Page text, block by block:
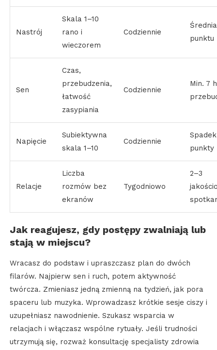
Nastrój
Skala 1–10
rano i
wieczorem
Codziennie
punktu
Sen
Czas,
przebudzenia,
łatwość
zasypiania
Codziennie
Min. 7
Napięcie
Subiektywna
skala 1–10
Codziennie
punkty
Relacje
Liczba
rozmów bez
ekranów
Tygodniowo
2–3
Jak reagujesz, gdy postępy zwalniają lub
stają w miejscu?
Wracasz do podstaw i upraszczasz plan do dwóch
filarów. Najpierw sen i ruch, potem aktywność
twórcza. Zmieniasz jedną zmienną na tydzień, jak pora
spaceru lub muzyka. Wprowadzasz krótkie sesje ciszy i
uzupełniasz nawodnienie. Szukasz wsparcia w
relacjach i włączasz wspólne rytuały. Jeśli trudności
utrzymują się, rozważ konsultację specjalisty zdrowia